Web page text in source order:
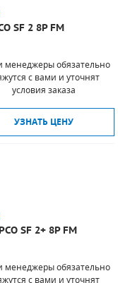
SF 2 8P FM
обязательно
с вами и уточнят
условия заказа
УЗНАТЬ ЦЕНУ
SF 2+ 8P FM
обязательно
с вами и уточнят